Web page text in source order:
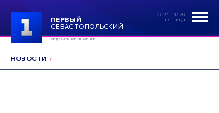
ПЕРВЫЙ
СЕВАСТОПОЛЬСКИЙ
ФЕДЕРАЛЬНОЕ ЗНАЧЕНИЕ
07:31 | 07.26
пятница
НОВОСТИ